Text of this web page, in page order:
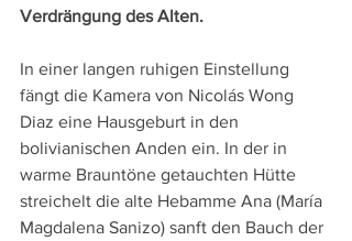
Verdrängung des Alten.
In einer langen ruhigen Einstellung
fängt die Kamera von Nicolás Wong
Diaz eine Hausgeburt in den
bolivianischen Anden ein. In der in
warme Brauntöne getauchten Hütte
streichelt die alte Hebamme Ana (María
Magdalena Sanizo) sanft den Bauch der